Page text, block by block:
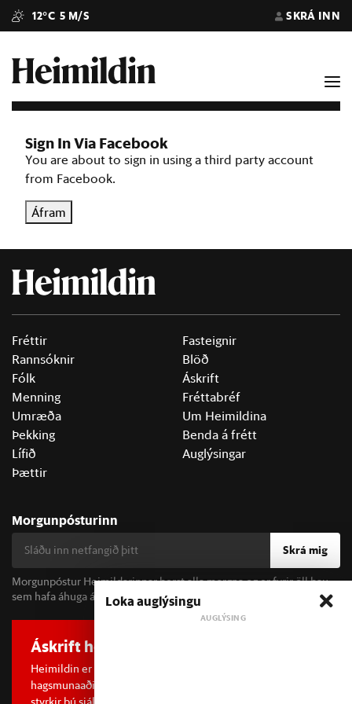
12°C 5 M/S SKRÁ INN
Sign In Via Facebook
You are about to sign in using a third party account
from Facebook.
Áfram
Fréttir
Rannsóknir
Fólk
Menning
Umræða
Þekking
Lífið
Þættir
Fasteignir
Blöð
Áskrift
Fréttabréf
Um Heimildina
Benda á frétt
Auglýsingar
Morgunpósturinn
Skrá mig
Morgunpóstur Heimildarinnar berst alla morgna og er fyrir öll þau
sem hafa áhuga á fréttum og þjóðfélagsumræðu.
Áskrift hefur áhrif
Heimildin er í dreifðu eignarhaldi og óháð
hagsmunaaðilum. Með því að kaupa áskrift að Heimildinni
Loka auglýsingu